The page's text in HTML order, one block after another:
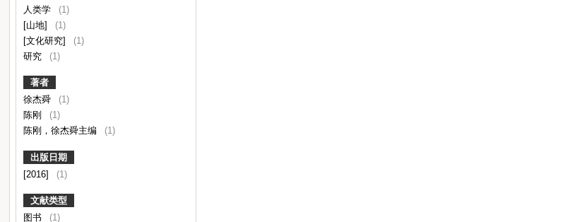
人类学
(1)
[山地]
(1)
[文化研究]
(1)
研究
(1)
著者
徐杰舜
(1)
陈刚
(1)
陈刚，徐杰舜主编
(1)
出版日期
[2016]
(1)
文献类型
图书
(1)